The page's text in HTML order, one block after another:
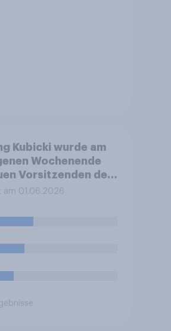
Kubicki wurde am
Wochenende
Vorsitzenden der
Was glauben
oder negativ
oder wird es
haben?
am 01.06.2026